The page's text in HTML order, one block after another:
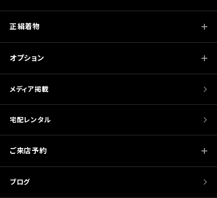
正絹着物
オプション
メディア掲載
宅配レンタル
ご来店予約
ブログ